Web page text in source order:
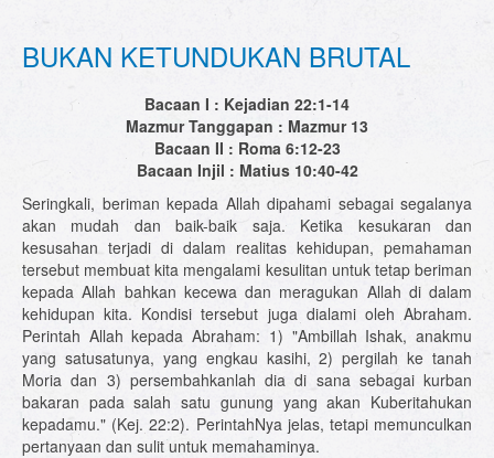
BUKAN KETUNDUKAN BRUTAL
Bacaan I : Kejadian 22:1-14
Mazmur Tanggapan : Mazmur 13
Bacaan II : Roma 6:12-23
Bacaan Injil : Matius 10:40-42
Seringkali, beriman kepada Allah dipahami sebagai segalanya
akan mudah dan baik-baik saja. Ketika kesukaran dan
kesusahan terjadi di dalam realitas kehidupan, pemahaman
tersebut membuat kita mengalami kesulitan untuk tetap beriman
kepada Allah bahkan kecewa dan meragukan Allah di dalam
kehidupan kita. Kondisi tersebut juga dialami oleh Abraham.
Perintah Allah kepada Abraham: 1) "Ambillah Ishak, anakmu
yang satusatunya, yang engkau kasihi, 2) pergilah ke tanah
Moria dan 3) persembahkanlah dia di sana sebagai kurban
bakaran pada salah satu gunung yang akan Kuberitahukan
kepadamu." (Kej. 22:2). PerintahNya jelas, tetapi memunculkan
pertanyaan dan sulit untuk memahaminya.